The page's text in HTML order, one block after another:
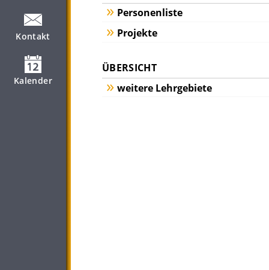
Kontakt
Kalender
Personenliste
Projekte
ÜBERSICHT
weitere Lehrgebiete